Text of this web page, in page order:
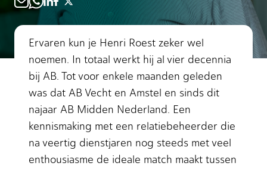
Ervaren kun je Henri Roest zeker wel
noemen. In totaal werkt hij al vier decennia
bij AB. Tot voor enkele maanden geleden
was dat AB Vecht en Amstel en sinds dit
najaar AB Midden Nederland. Een
kennismaking met een relatiebeheerder die
na veertig dienstjaren nog steeds met veel
enthousiasme de ideale match maakt tussen